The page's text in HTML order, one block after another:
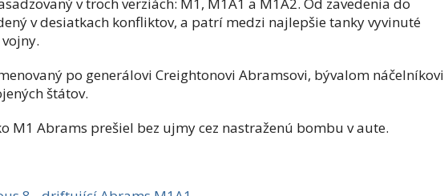
v desiatkach konfliktov, a patrí medzi najlepšie tanky vyvinuté
po generálovi Creightonovi Abramsovi, bývalom náčelníkovi
štátov.
M1 Abrams prešiel bez ujmy cez nastraženú bombu v aute.